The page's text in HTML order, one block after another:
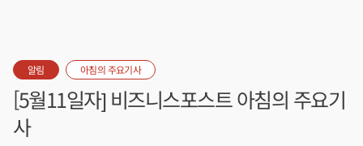
알림 아침의 주요기사
[5월11일자] 비즈니스포스트 아침의 주요기
사